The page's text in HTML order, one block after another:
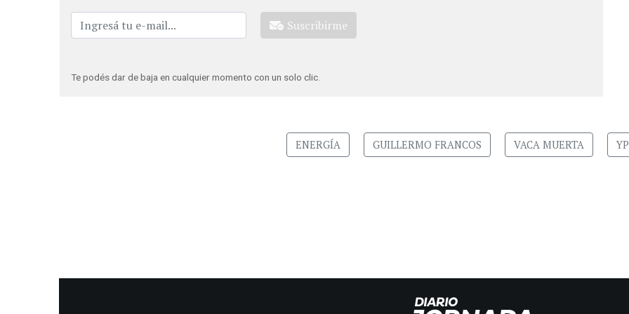
Suscribirme
Te podés dar de baja en cualquier momento con un solo clic.
ENERGÍA GUILLERMO FRANCOS VACA MUERTA